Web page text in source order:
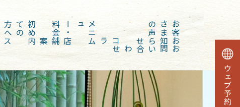
初
め
て
の
方
へ メ
ニ
ュー
・
料
金 お
客
さ
ま
の
声
店舗案内 コラム
お知らせ
お問い合わせ